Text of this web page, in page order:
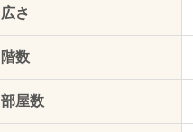
広さ
階数
部屋数